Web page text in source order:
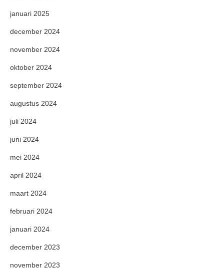
januari 2025
december 2024
november 2024
oktober 2024
september 2024
augustus 2024
juli 2024
juni 2024
mei 2024
april 2024
maart 2024
februari 2024
januari 2024
december 2023
november 2023